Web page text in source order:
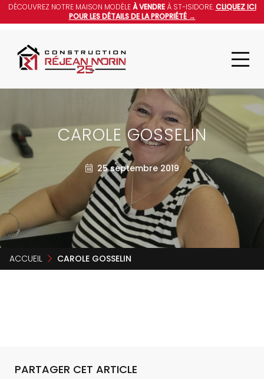
DÉCOUVREZ NOTRE MAISON MODÈLEÀ VENDREÀ ST-ISIDORE.CLIQUEZ ICI
POUR LES DÉTAILS DE LA PROPRIÉTÉ →
CAROLE GOSSELIN
25 septembre 2019
ACCUEIL CAROLE GOSSELIN
PARTAGER CET ARTICLE